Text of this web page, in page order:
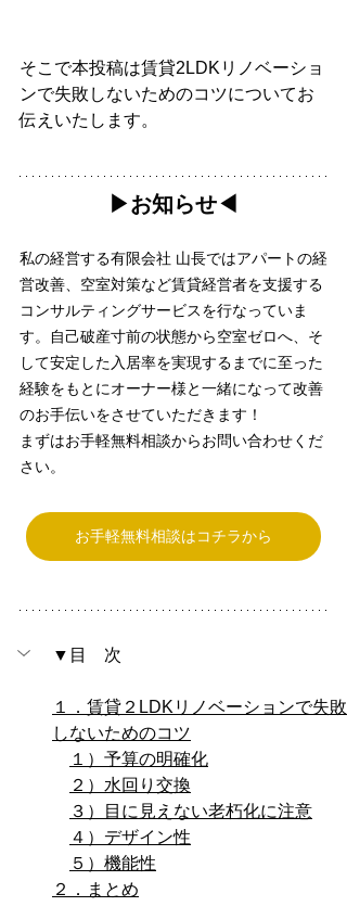
そこで本投稿は賃貸2LDKリノベーショ
ンで失敗しないためのコツについてお
伝えいたします。
▶︎お知らせ◀︎
私の経営する有限会社 山長ではアパートの経
営改善、空室対策など賃貸経営者を支援する
コンサルティングサービスを行なっていま
す。自己破産寸前の状態から空室ゼロへ、そ
して安定した入居率を実現するまでに至った
経験をもとにオーナー様と一緒になって改善
のお手伝いをさせていただきます！
まずはお手軽無料相談からお問い合わせくだ
さい。
お手軽無料相談はコチラから
▼目　次
１．賃貸２LDKリノベーションで失敗
しないためのコツ
１）予算の明確化
２）水回り交換
３）目に見えない老朽化に注意
４）デザイン性
５）機能性
２．まとめ